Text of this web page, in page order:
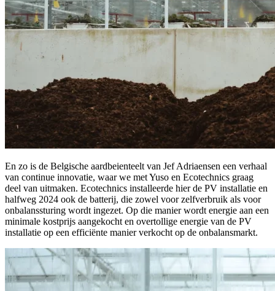
En zo is de Belgische aardbeienteelt van Jef Adriaensen een verhaal
van continue innovatie, waar we met Yuso en Ecotechnics graag
deel van uitmaken. Ecotechnics installeerde hier de PV installatie en
halfweg 2024 ook de batterij, die zowel voor zelfverbruik als voor
onbalanssturing wordt ingezet. Op die manier wordt energie aan een
minimale kostprijs aangekocht en overtollige energie van de PV
installatie op een efficiënte manier verkocht op de onbalansmarkt.